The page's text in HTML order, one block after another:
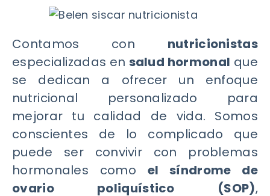
Contamos con nutricionistas
especializadas en salud hormonal que
se dedican a ofrecer un enfoque
nutricional personalizado para
mejorar tu calidad de vida. Somos
conscientes de lo complicado que
puede ser convivir con problemas
hormonales como el síndrome de
ovario poliquístico (SOP),